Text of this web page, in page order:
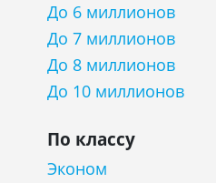
До 6 миллионов
До 7 миллионов
До 8 миллионов
До 10 миллионов
По классу
Эконом